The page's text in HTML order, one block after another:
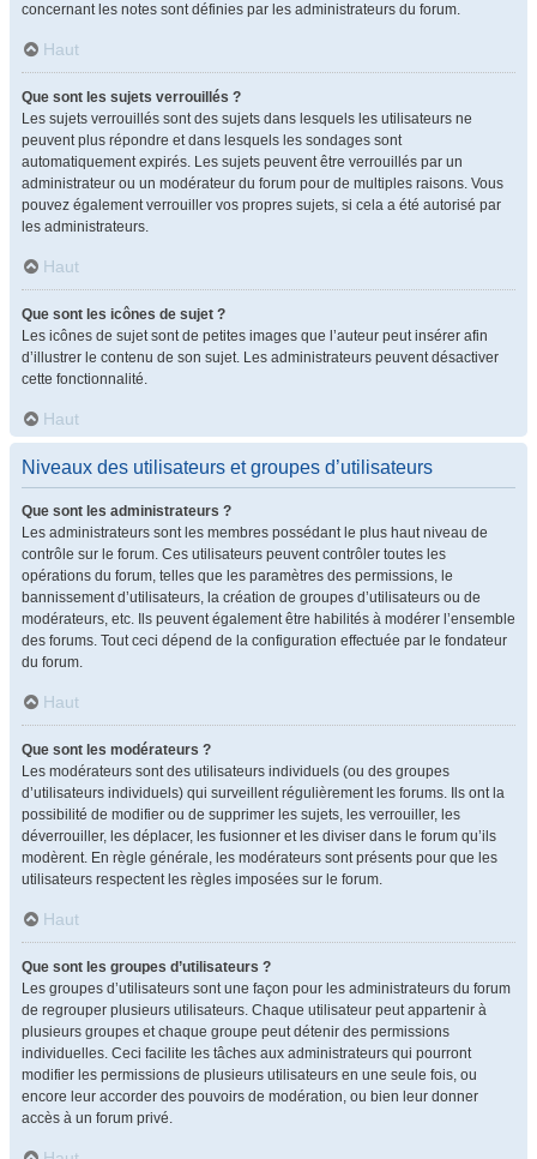
concernant les notes sont définies par les administrateurs du forum.
Haut
Que sont les sujets verrouillés ?
Les sujets verrouillés sont des sujets dans lesquels les utilisateurs ne
peuvent plus répondre et dans lesquels les sondages sont
automatiquement expirés. Les sujets peuvent être verrouillés par un
administrateur ou un modérateur du forum pour de multiples raisons. Vous
pouvez également verrouiller vos propres sujets, si cela a été autorisé par
les administrateurs.
Haut
Que sont les icônes de sujet ?
Les icônes de sujet sont de petites images que l’auteur peut insérer afin
d’illustrer le contenu de son sujet. Les administrateurs peuvent désactiver
cette fonctionnalité.
Haut
Niveaux des utilisateurs et groupes d’utilisateurs
Que sont les administrateurs ?
Les administrateurs sont les membres possédant le plus haut niveau de
contrôle sur le forum. Ces utilisateurs peuvent contrôler toutes les
opérations du forum, telles que les paramètres des permissions, le
bannissement d’utilisateurs, la création de groupes d’utilisateurs ou de
modérateurs, etc. Ils peuvent également être habilités à modérer l’ensemble
des forums. Tout ceci dépend de la configuration effectuée par le fondateur
du forum.
Haut
Que sont les modérateurs ?
Les modérateurs sont des utilisateurs individuels (ou des groupes
d’utilisateurs individuels) qui surveillent régulièrement les forums. Ils ont la
possibilité de modifier ou de supprimer les sujets, les verrouiller, les
déverrouiller, les déplacer, les fusionner et les diviser dans le forum qu’ils
modèrent. En règle générale, les modérateurs sont présents pour que les
utilisateurs respectent les règles imposées sur le forum.
Haut
Que sont les groupes d’utilisateurs ?
Les groupes d’utilisateurs sont une façon pour les administrateurs du forum
de regrouper plusieurs utilisateurs. Chaque utilisateur peut appartenir à
plusieurs groupes et chaque groupe peut détenir des permissions
individuelles. Ceci facilite les tâches aux administrateurs qui pourront
modifier les permissions de plusieurs utilisateurs en une seule fois, ou
encore leur accorder des pouvoirs de modération, ou bien leur donner
accès à un forum privé.